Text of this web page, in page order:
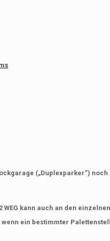
(„Duplexparker“)
WEG kann auch an den
ein bestimmter